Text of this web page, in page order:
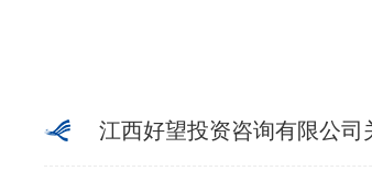
江西好望投资咨询有限公司